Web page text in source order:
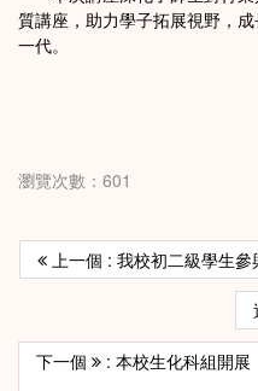
質講座，助力學子拓展視野，
一代。
瀏覽次數：601
上一個 : 我校初二級學生參
下一個
: 本校生化科組開